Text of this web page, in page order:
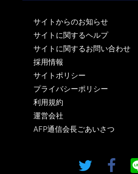
サイトからのお知らせ
サイトに関するヘルプ
サイトに関するお問い合わせ
採用情報
サイトポリシー
プライバシーポリシー
利用規約
運営会社
AFP通信会長ごあいさつ